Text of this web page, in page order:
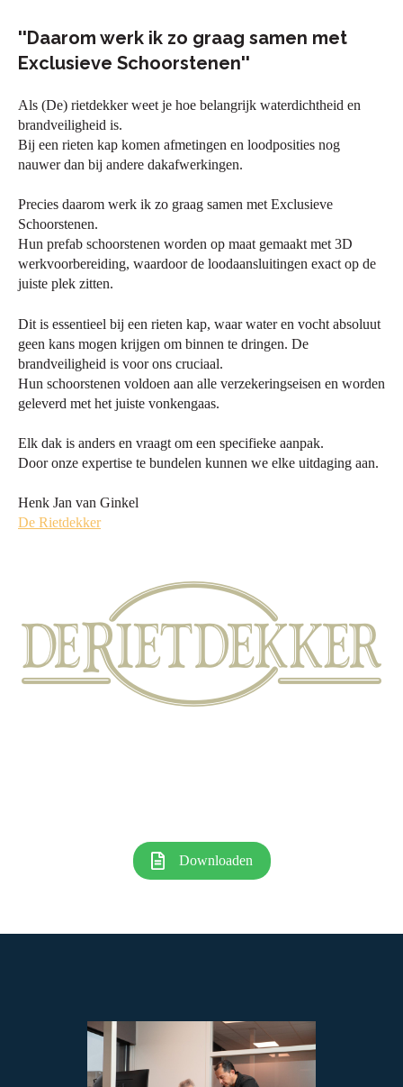
''Daarom werk ik zo graag samen met
Exclusieve Schoorstenen''
Als (De) rietdekker weet je hoe belangrijk waterdichtheid en
brandveiligheid is.
Bij een rieten kap komen afmetingen en loodposities nog
nauwer dan bij andere dakafwerkingen.
Precies daarom werk ik zo graag samen met Exclusieve
Schoorstenen.
Hun prefab schoorstenen worden op maat gemaakt met 3D
werkvoorbereiding, waardoor de loodaansluitingen exact op de
juiste plek zitten.
Dit is essentieel bij een rieten kap, waar water en vocht absoluut
geen kans mogen krijgen om binnen te dringen. De
brandveiligheid is voor ons cruciaal.
Hun schoorstenen voldoen aan alle verzekeringseisen en worden
geleverd met het juiste vonkengaas.
Elk dak is anders en vraagt om een specifieke aanpak.
Door onze expertise te bundelen kunnen we elke uitdaging aan.
Henk Jan van Ginkel
De Rietdekker
Downloaden